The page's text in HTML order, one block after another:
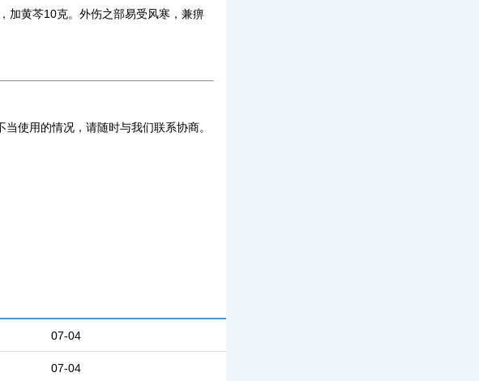
加黄芩10克。外伤之部易受风寒，兼痹
使用的情况，请随时与我们联系协商。
07-04
07-04